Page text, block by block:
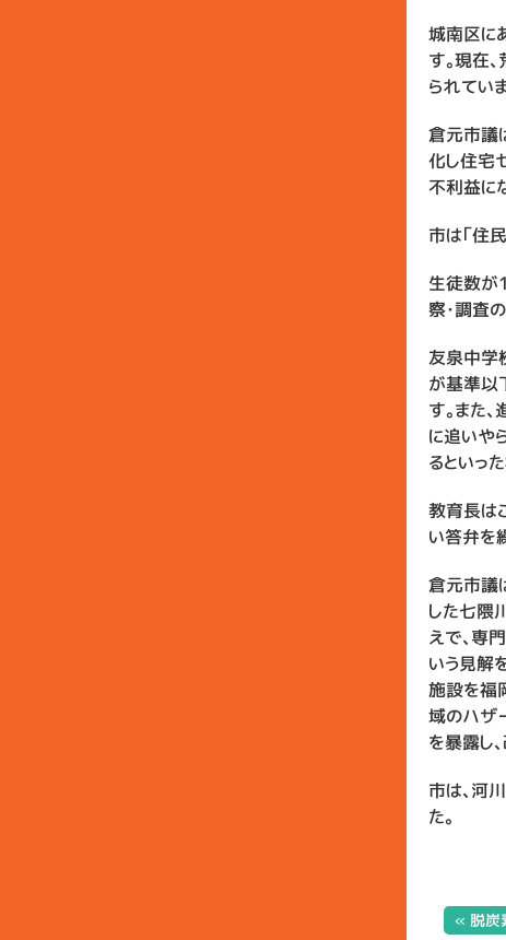
城南区に
す。現在
られてい
倉元市議
化し住宅
不利益に
市は「住
生徒数が
察・調査
友泉中学
が基準以
す。また
に追いや
るといっ
教育長は
い答弁を
倉元市議
した七隈
えで、専
いう見解
施設を福
域のハザ
を暴露し
市は、河
た。
« 脱炭